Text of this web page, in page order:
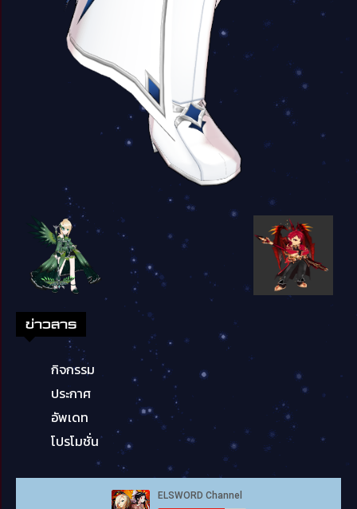
ข่าวสาร
กิจกรรม
ประกาศ
อัพเดท
โปรโมชั่น